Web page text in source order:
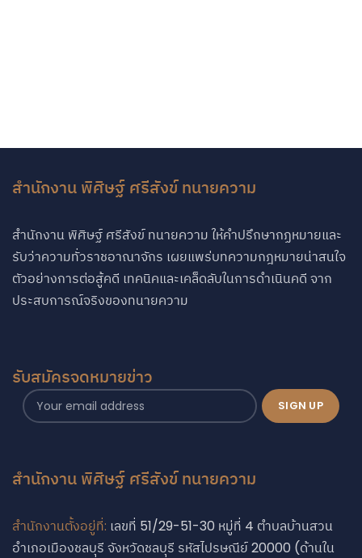
สำนักงาน พิศิษฐ์ ศรีสังข์ ทนายความ
สำนักงาน พิศิษฐ์ ศรีสังข์ ทนายความ ให้คำปรึกษากฏหมายและ
รับว่าความทั่วราชอาณาจักร เผยแพร่บทความกฎหมายน่าสนใจ
ตัวอย่างการต่อสู้คดี เทคนิคและเคล็ดลับในการดำเนินคดี จาก
ประสบการณ์จริงของทนายความ
รับสมัครจดหมายข่าว
สำนักงาน พิศิษฐ์ ศรีสังข์ ทนายความ
สำนักงานตั้งอยู่ที่: เลขที่ 51/29-51-30 หมู่ที่ 4 ตำบลบ้านสวน
อำเภอเมืองชลบุรี จังหวัดชลบุรี รหัสไปรษณีย์ 20000 (ด้านใน